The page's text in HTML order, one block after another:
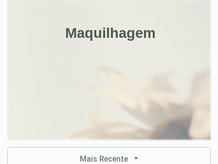
Maquilhagem
Mais Recente